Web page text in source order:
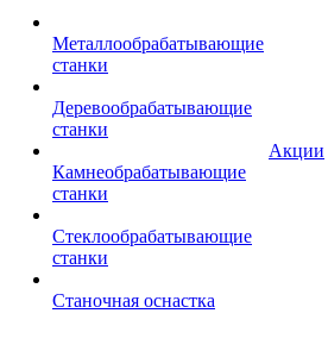
Металлообрабатывающие
станки
Деревообрабатывающие
станки
Камнеобрабатывающие
станки
Стеклообрабатывающие
станки
Станочная оснастка
Акции